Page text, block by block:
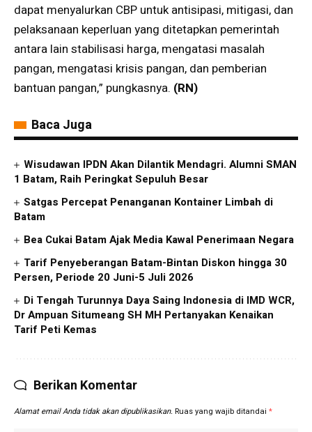
dapat menyalurkan CBP untuk antisipasi, mitigasi, dan
pelaksanaan keperluan yang ditetapkan pemerintah
antara lain stabilisasi harga, mengatasi masalah
pangan, mengatasi krisis pangan, dan pemberian
bantuan pangan,” pungkasnya. (RN)
Baca Juga
Wisudawan IPDN Akan Dilantik Mendagri. Alumni SMAN
1 Batam, Raih Peringkat Sepuluh Besar
Satgas Percepat Penanganan Kontainer Limbah di
Batam
Bea Cukai Batam Ajak Media Kawal Penerimaan Negara
Tarif Penyeberangan Batam-Bintan Diskon hingga 30
Persen, Periode 20 Juni-5 Juli 2026
Di Tengah Turunnya Daya Saing Indonesia di IMD WCR,
Dr Ampuan Situmeang SH MH Pertanyakan Kenaikan
Tarif Peti Kemas
Berikan Komentar
Alamat email Anda tidak akan dipublikasikan. Ruas yang wajib ditandai *